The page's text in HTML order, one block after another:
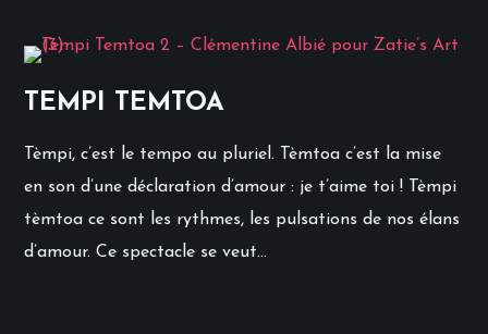
TEMPI TEMTOA
Tèmpi, c’est le tempo au pluriel. Tèmtoa c’est la mise
en son d’une déclaration d’amour : je t’aime toi ! Tèmpi
tèmtoa ce sont les rythmes, les pulsations de nos élans
d’amour. Ce spectacle se veut...